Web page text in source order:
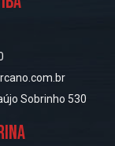
Sobrinho 530